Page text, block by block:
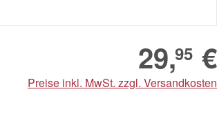
29,95 €
Preise inkl. MwSt. zzgl. Versandkosten